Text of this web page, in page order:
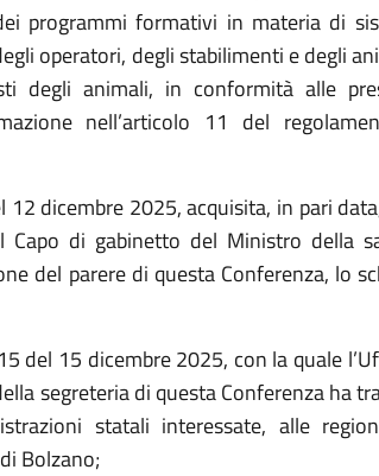
programmi formativi in materia di
operatori, degli stabilimenti e degli
degli animali, in conformità alle
nell’articolo 11 del
dicembre 2025, acquisita, in pari
di gabinetto del Ministro della
del parere di questa Conferenza, lo
del 15 dicembre 2025, con la quale
segreteria di questa Conferenza ha
statali interessate, alle
Bolzano;